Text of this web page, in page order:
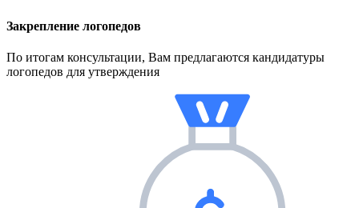
Закрепление логопедов
По итогам консультации, Вам предлагаются кандидатуры
логопедов для утверждения